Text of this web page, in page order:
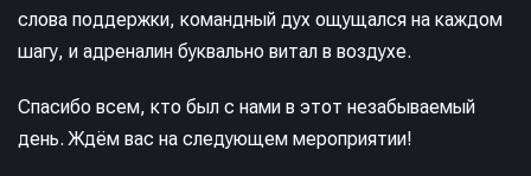
слова поддержки, командный дух ощущался на каждом
шагу, и адреналин буквально витал в воздухе.
Спасибо всем, кто был с нами в этот незабываемый
день. Ждём вас на следующем мероприятии!